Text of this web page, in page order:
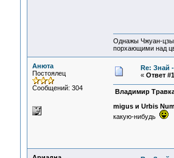
Однажы Чжуан-цзы
порхающими над
Анюта
Постоялец
Сообщений: 304
Re: Знай
« Ответ
Владимир
migus и Urbis
какую-нибудь